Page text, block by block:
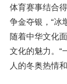
体育赛事结合
争金夺银，“冰
随着中华文化
文化的魅力。“
人的冬奥热情